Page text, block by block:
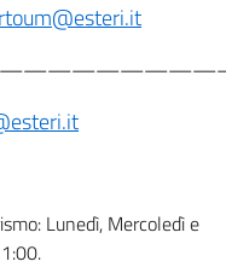
Lunedì, Mercoledì e